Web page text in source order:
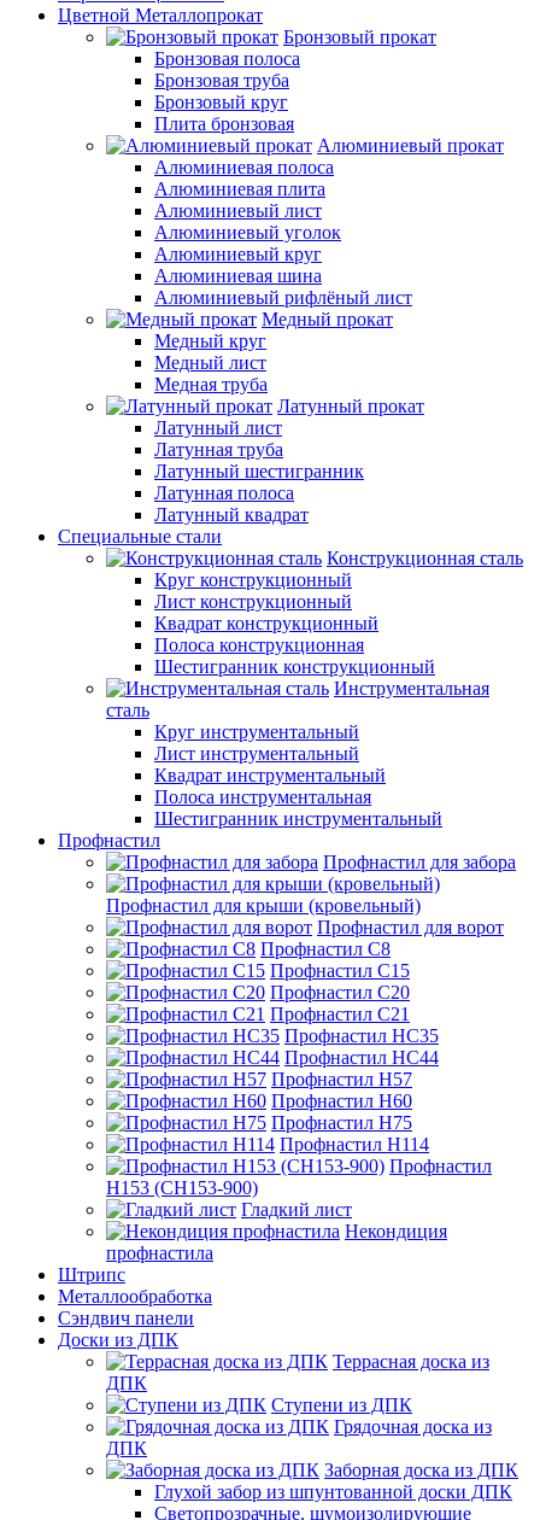
Цветной Металлопрокат
Бронзовый прокат
Бронзовая полоса
Бронзовая труба
Бронзовый круг
Плита бронзовая
Алюминиевый прокат
Алюминиевая полоса
Алюминиевая плита
Алюминиевый лист
Алюминиевый уголок
Алюминиевый круг
Алюминиевая шина
Алюминиевый рифлёный лист
Медный прокат
Медный круг
Медный лист
Медная труба
Латунный прокат
Латунный лист
Латунная труба
Латунный шестигранник
Латунная полоса
Латунный квадрат
Специальные стали
Конструкционная сталь
Круг конструкционный
Лист конструкционный
Квадрат конструкционный
Полоса конструкционная
Шестигранник конструкционный
Инструментальная
сталь
Круг инструментальный
Лист инструментальный
Квадрат инструментальный
Полоса инструментальная
Шестигранник инструментальный
Профнастил
Профнастил для забора
Профнастил для крыши (кровельный)
Профнастил для ворот
Профнастил С8
Профнастил С15
Профнастил С20
Профнастил С21
Профнастил НС35
Профнастил НС44
Профнастил Н57
Профнастил Н60
Профнастил Н75
Профнастил Н114
Профнастил
Н153 (СН153-900)
Гладкий лист
Некондиция
профнастила
Штрипс
Металлообработка
Сэндвич панели
Доски из ДПК
Террасная доска из
ДПК
Ступени из ДПК
Грядочная доска из
ДПК
Заборная доска из ДПК
Глухой забор из шпунтованной доски ДПК
Светопрозрачные, шумоизолирующие